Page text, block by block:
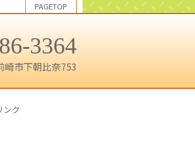
PAGETOP
3364
崎市下朝比奈753
ンク